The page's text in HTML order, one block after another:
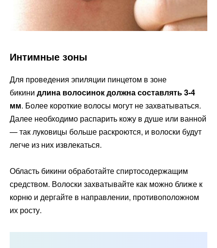
Интимные зоны
Для проведения эпиляции пинцетом в зоне
бикини длина волосинок должна составлять 3-4
мм. Более короткие волосы могут не захватываться.
Далее необходимо распарить кожу в душе или ванной
— так луковицы больше раскроются, и волоски будут
легче из них извлекаться.
Область бикини обработайте спиртосодержащим
средством. Волоски захватывайте как можно ближе к
корню и дергайте в направлении, противоположном
их росту.